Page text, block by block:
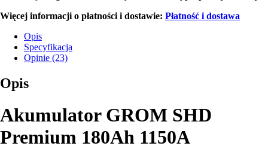
Więcej informacji o płatności i dostawie: Płatność i dostawa
Opis
Specyfikacja
Opinie (23)
Opis
Akumulator GROM SHD
Premium 180Ah 1150A